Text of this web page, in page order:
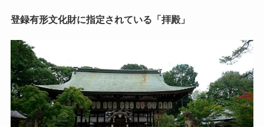
登録有形文化財に指定されている「拝殿」